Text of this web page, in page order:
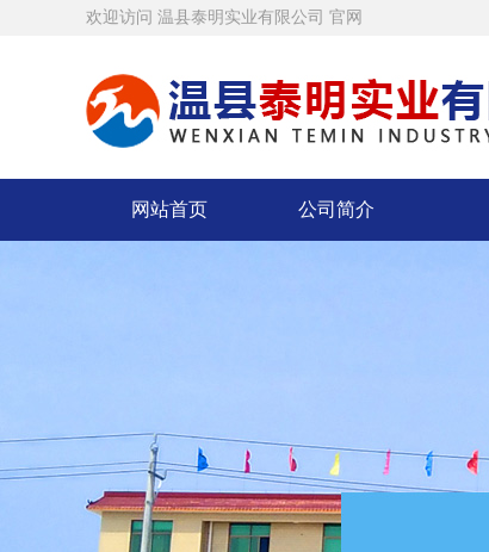
欢迎访问 温县泰明实业有限公司 官网
网站首页 公司简介